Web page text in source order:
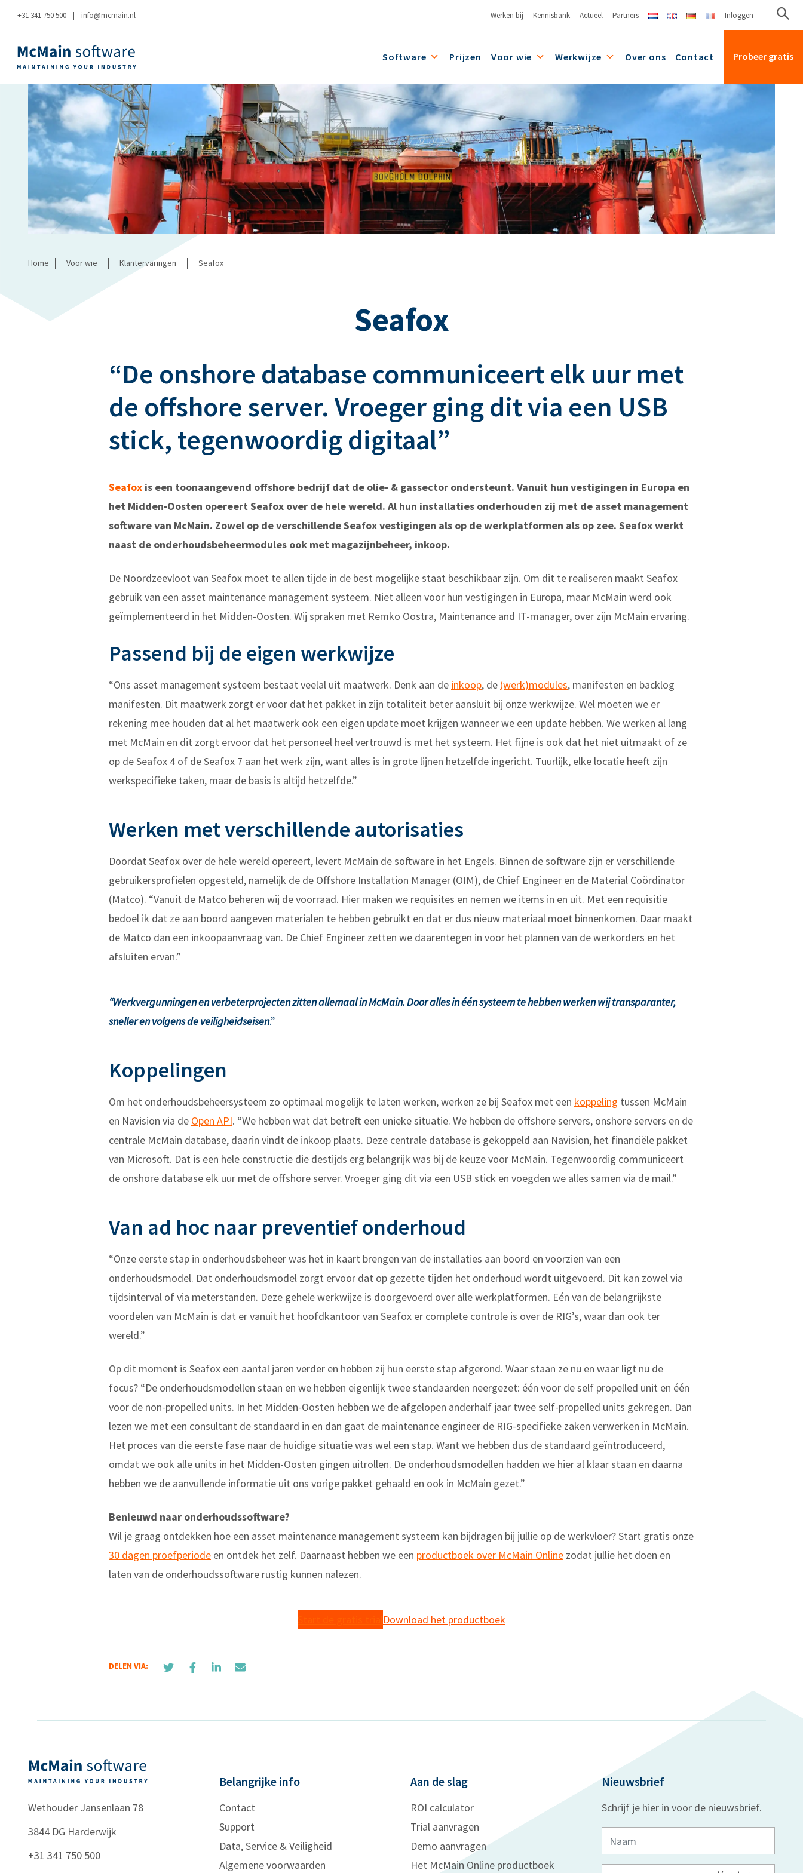
+31 341 750 500 | info@mcmain.nl Werken bij Kennisbank Actueel Partners Inloggen
Software Prijzen Voor wie Werkwijze Over ons Contact Probeer gratis
Home | Voor wie | Klantervaringen | Seafox
Seafox
“De onshore database communiceert elk uur met
de offshore server. Vroeger ging dit via een USB
stick, tegenwoordig digitaal”
Seafox is een toonaangevend offshore bedrijf dat de olie- & gassector ondersteunt. Vanuit hun vestigingen in Europa en
het Midden-Oosten opereert Seafox over de hele wereld. Al hun installaties onderhouden zij met de asset management
software van McMain. Zowel op de verschillende Seafox vestigingen als op de werkplatformen als op zee. Seafox werkt
naast de onderhoudsbeheermodules ook met magazijnbeheer, inkoop.
De Noordzeevloot van Seafox moet te allen tijde in de best mogelijke staat beschikbaar zijn. Om dit te realiseren maakt Seafox
gebruik van een asset maintenance management systeem. Niet alleen voor hun vestigingen in Europa, maar McMain werd ook
geïmplementeerd in het Midden-Oosten. Wij spraken met Remko Oostra, Maintenance and IT-manager, over zijn McMain ervaring.
Passend bij de eigen werkwijze
“Ons asset management systeem bestaat veelal uit maatwerk. Denk aan de inkoop, de (werk)modules, manifesten en backlog
manifesten. Dit maatwerk zorgt er voor dat het pakket in zijn totaliteit beter aansluit bij onze werkwijze. Wel moeten we er
rekening mee houden dat al het maatwerk ook een eigen update moet krijgen wanneer we een update hebben. We werken al lang
met McMain en dit zorgt ervoor dat het personeel heel vertrouwd is met het systeem. Het fijne is ook dat het niet uitmaakt of ze
op de Seafox 4 of de Seafox 7 aan het werk zijn, want alles is in grote lijnen hetzelfde ingericht. Tuurlijk, elke locatie heeft zijn
werkspecifieke taken, maar de basis is altijd hetzelfde.”
Werken met verschillende autorisaties
Doordat Seafox over de hele wereld opereert, levert McMain de software in het Engels. Binnen de software zijn er verschillende
gebruikersprofielen opgesteld, namelijk de de Offshore Installation Manager (OIM), de Chief Engineer en de Material Coördinator
(Matco). “Vanuit de Matco beheren wij de voorraad. Hier maken we requisites en nemen we items in en uit. Met een requisitie
bedoel ik dat ze aan boord aangeven materialen te hebben gebruikt en dat er dus nieuw materiaal moet binnenkomen. Daar maakt
de Matco dan een inkoopaanvraag van. De Chief Engineer zetten we daarentegen in voor het plannen van de werkorders en het
afsluiten ervan.”
“Werkvergunningen en verbeterprojecten zitten allemaal in McMain. Door alles in één systeem te hebben werken wij transparanter,
sneller en volgens de veiligheidseisen.”
Koppelingen
Om het onderhoudsbeheersysteem zo optimaal mogelijk te laten werken, werken ze bij Seafox met een koppeling tussen McMain
en Navision via de Open API. “We hebben wat dat betreft een unieke situatie. We hebben de offshore servers, onshore servers en de
centrale McMain database, daarin vindt de inkoop plaats. Deze centrale database is gekoppeld aan Navision, het financiële pakket
van Microsoft. Dat is een hele constructie die destijds erg belangrijk was bij de keuze voor McMain. Tegenwoordig communiceert
de onshore database elk uur met de offshore server. Vroeger ging dit via een USB stick en voegden we alles samen via de mail.”
Van ad hoc naar preventief onderhoud
“Onze eerste stap in onderhoudsbeheer was het in kaart brengen van de installaties aan boord en voorzien van een
onderhoudsmodel. Dat onderhoudsmodel zorgt ervoor dat op gezette tijden het onderhoud wordt uitgevoerd. Dit kan zowel via
tijdsinterval of via meterstanden. Deze gehele werkwijze is doorgevoerd over alle werkplatformen. Eén van de belangrijkste
voordelen van McMain is dat er vanuit het hoofdkantoor van Seafox er complete controle is over de RIG’s, waar dan ook ter
wereld.”
Op dit moment is Seafox een aantal jaren verder en hebben zij hun eerste stap afgerond. Waar staan ze nu en waar ligt nu de
focus? “De onderhoudsmodellen staan en we hebben eigenlijk twee standaarden neergezet: één voor de self propelled unit en één
voor de non-propelled units. In het Midden-Oosten hebben we de afgelopen anderhalf jaar twee self-propelled units gekregen. Dan
lezen we met een consultant de standaard in en dan gaat de maintenance engineer de RIG-specifieke zaken verwerken in McMain.
Het proces van die eerste fase naar de huidige situatie was wel een stap. Want we hebben dus de standaard geïntroduceerd,
omdat we ook alle units in het Midden-Oosten gingen uitrollen. De onderhoudsmodellen hadden we hier al klaar staan en daarna
hebben we de aanvullende informatie uit ons vorige pakket gehaald en ook in McMain gezet.”
Benieuwd naar onderhoudssoftware?
Wil je graag ontdekken hoe een asset maintenance management systeem kan bijdragen bij jullie op de werkvloer? Start gratis onze
30 dagen proefperiode en ontdek het zelf. Daarnaast hebben we een productboek over McMain Online zodat jullie het doen en
laten van de onderhoudssoftware rustig kunnen nalezen.
Download het productboek
DELEN VIA:
Wethouder Jansenlaan 78
3844 DG Harderwijk
+31 341 750 500
Belangrijke info
Contact
Support
Data, Service & Veiligheid
Algemene voorwaarden
Aan de slag
ROI calculator
Trial aanvragen
Demo aanvragen
Het McMain Online productboek
Nieuwsbrief
Schrijf je hier in voor de nieuwsbrief.